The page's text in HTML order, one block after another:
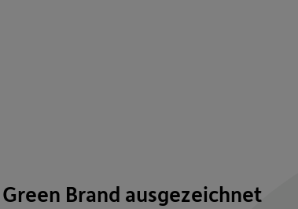
Brand ausgezeichnet